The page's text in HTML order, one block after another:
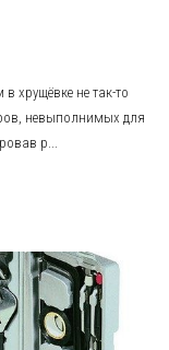
хрущёвке не так-то
невыполнимых для
р...